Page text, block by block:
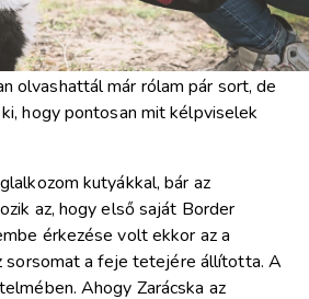
olvashattál már rólam pár sort, de
hogy pontosan mit kélpviselek
kutyákkal, bár az
az, hogy első saját Border
érkezése volt ekkor az a
sorsomat a feje tetejére állította. A
Ahogy Zarácska az